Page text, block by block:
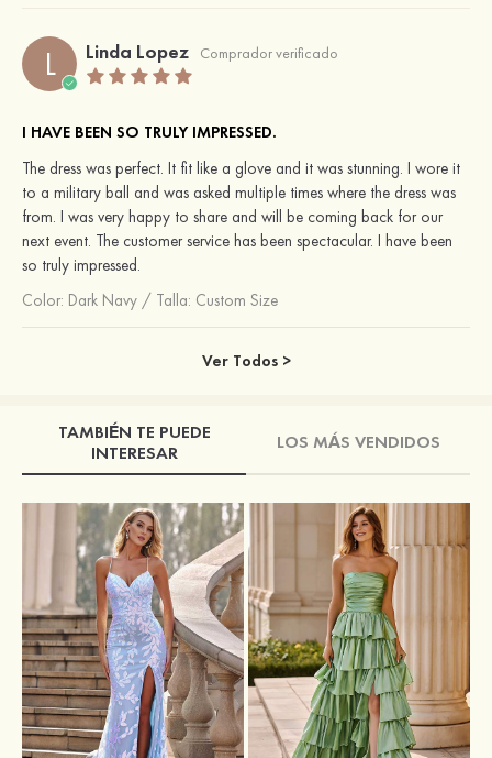
L Linda Lopez Comprador verificado
I HAVE BEEN SO TRULY IMPRESSED.
The dress was perfect. It fit like a glove and it was stunning. I wore it
to a military ball and was asked multiple times where the dress was
from. I was very happy to share and will be coming back for our
next event. The customer service has been spectacular. I have been
so truly impressed.
Color: Dark Navy / Talla: Custom Size
Ver Todos >
TAMBIÉN TE PUEDE
INTERESAR
LOS MÁS VENDIDOS